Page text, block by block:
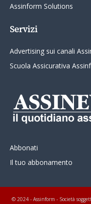
Assinform Solutions
Servizi
Advertising sui canali
Scuola Assicurativa
Abbonati
Il tuo abbonamento
© 2024 - Assinform - Società